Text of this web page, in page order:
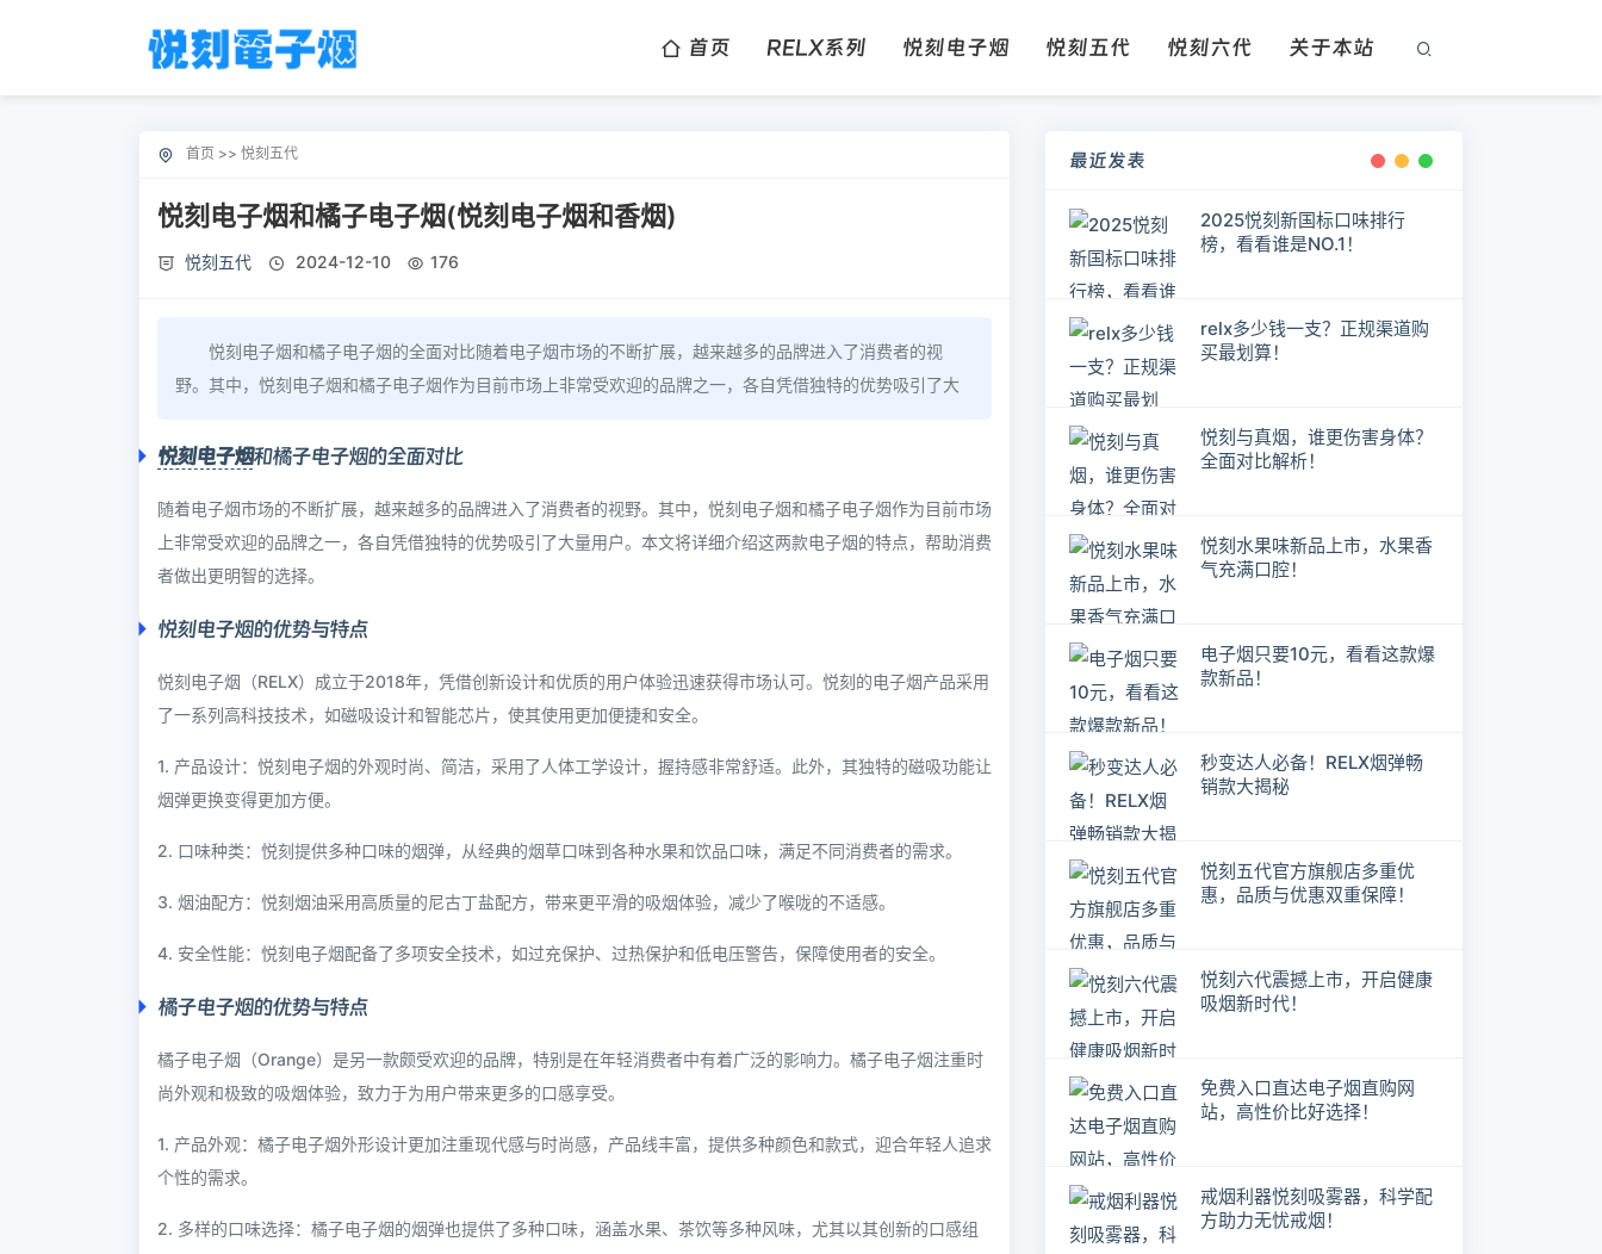
首页 RELX系列 悦刻电子烟 悦刻五代 悦刻六代 关于本站
首页 >> 悦刻五代
悦刻电子烟和橘子电子烟(悦刻电子烟和香烟)
悦刻五代 2024-12-10 176
悦刻电子烟和橘子电子烟的全面对比随着电子烟市场的不断扩展，越来越多的品牌进入了消费者的视
野。其中，悦刻电子烟和橘子电子烟作为目前市场上非常受欢迎的品牌之一，各自凭借独特的优势吸引了大
悦刻电子烟和橘子电子烟的全面对比
随着电子烟市场的不断扩展，越来越多的品牌进入了消费者的视野。其中，悦刻电子烟和橘子电子烟作为目前市场
上非常受欢迎的品牌之一，各自凭借独特的优势吸引了大量用户。本文将详细介绍这两款电子烟的特点，帮助消费
者做出更明智的选择。
悦刻电子烟的优势与特点
悦刻电子烟（RELX）成立于2018年，凭借创新设计和优质的用户体验迅速获得市场认可。悦刻的电子烟产品采用
了一系列高科技技术，如磁吸设计和智能芯片，使其使用更加便捷和安全。
1. 产品设计：悦刻电子烟的外观时尚、简洁，采用了人体工学设计，握持感非常舒适。此外，其独特的磁吸功能让
烟弹更换变得更加方便。
2. 口味种类：悦刻提供多种口味的烟弹，从经典的烟草口味到各种水果和饮品口味，满足不同消费者的需求。
3. 烟油配方：悦刻烟油采用高质量的尼古丁盐配方，带来更平滑的吸烟体验，减少了喉咙的不适感。
4. 安全性能：悦刻电子烟配备了多项安全技术，如过充保护、过热保护和低电压警告，保障使用者的安全。
橘子电子烟的优势与特点
橘子电子烟（Orange）是另一款颇受欢迎的品牌，特别是在年轻消费者中有着广泛的影响力。橘子电子烟注重时
尚外观和极致的吸烟体验，致力于为用户带来更多的口感享受。
1. 产品外观：橘子电子烟外形设计更加注重现代感与时尚感，产品线丰富，提供多种颜色和款式，迎合年轻人追求
个性的需求。
2. 多样的口味选择：橘子电子烟的烟弹也提供了多种口味，涵盖水果、茶饮等多种风味，尤其以其创新的口感组
最近发表
2025悦刻新国标口味排行
榜，看看谁是NO.1！
relx多少钱一支？正规渠道购
买最划算！
悦刻与真烟，谁更伤害身体？
全面对比解析！
悦刻水果味新品上市，水果香
气充满口腔！
电子烟只要10元，看看这款爆
款新品！
秒变达人必备！RELX烟弹畅
销款大揭秘
悦刻五代官方旗舰店多重优
惠，品质与优惠双重保障！
悦刻六代震撼上市，开启健康
吸烟新时代！
免费入口直达电子烟直购网
站，高性价比好选择！
戒烟利器悦刻吸雾器，科学配
方助力无忧戒烟！